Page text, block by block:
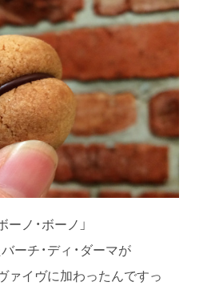
ノ・ボーノ」
ーチ・ディ・ダーマが
ァイヴに加わったんですっ